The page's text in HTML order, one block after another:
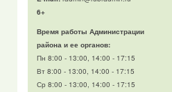
6+
Время работы Администрации
района и ее органов:
Пн 8:00 - 13:00, 14:00 - 17:15
Вт 8:00 - 13:00, 14:00 - 17:15
Ср 8:00 - 13:00, 14:00 - 17:15